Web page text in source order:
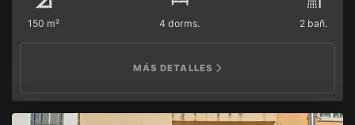
Gran oportunidad, lista para entrar a vivir. Todo exterior,
de obra nueva, aproximadamente 10 años de
construcción, área total 120 metros cuadrados
vende toda amueblada. Precio negociable
150 m² 4 dorms. 2 bañ.
MÁS DETALLES